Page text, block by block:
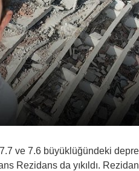
ve 7.6 büyüklüğündeki
Rezidans da yıkıldı.